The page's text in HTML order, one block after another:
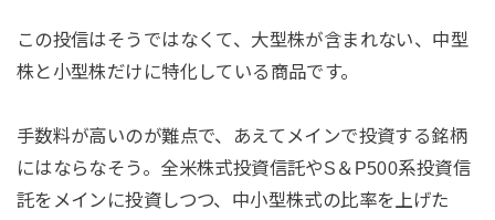
この投信はそうではなくて、大型株が含まれない、中型
株と小型株だけに特化している商品です。
手数料が高いのが難点で、あえてメインで投資する銘柄
にはならなそう。全米株式投資信託やS＆P500系投資信
託をメインに投資しつつ、中小型株式の比率を上げた